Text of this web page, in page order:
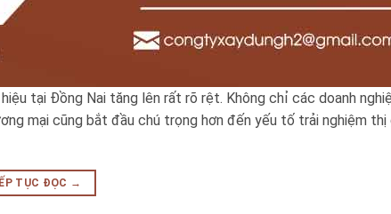
tại Đồng Nai tăng lên rất rõ rệt. Không chỉ các doanh
mại cũng bắt đầu chú trọng hơn đến yếu tố trải nghiệm thị
TỤC ĐỌC →